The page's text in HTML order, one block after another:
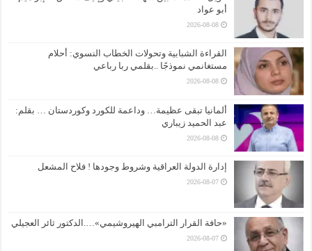
أبو عواد
2026-08-08
القراءة الشبابية وتحولات الخطاب النسوي: أحلام
مستغانمي نموذجًا ..بقلمي ربا رباعي
2026-08-08
ألمانيا تبقى عظيمة… وداعمة للكورد وكوردستان … بقلم:
عبد الحميد زيباري
2026-08-08
إدارة الدولة العراقية وشروط وجودها ! فلاح المشعل
2026-08-07
«حافة القرار الترامبي الهيروشيمي»….الدكتور ثائر العجيلي
2026-08-07